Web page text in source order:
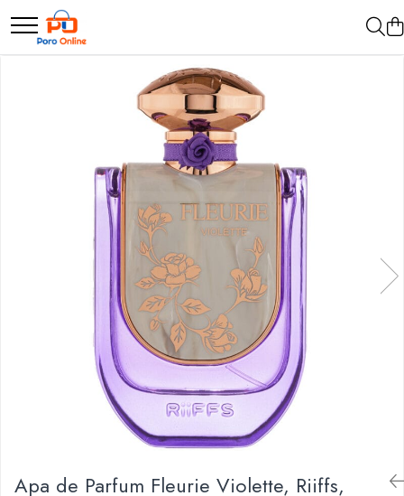
Parfum
Parfum Unisex
Parfumuri Arabesti
Apa de Parfum Fleurie Violette, Riiffs,